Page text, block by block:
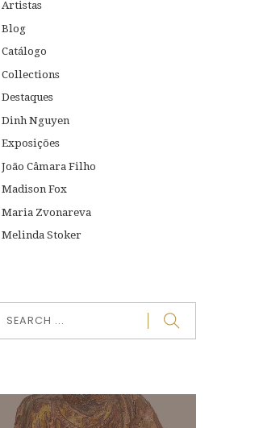
Artistas
Blog
Catálogo
Collections
Destaques
Dinh Nguyen
Exposições
João Câmara Filho
Madison Fox
Maria Zvonareva
Melinda Stoker